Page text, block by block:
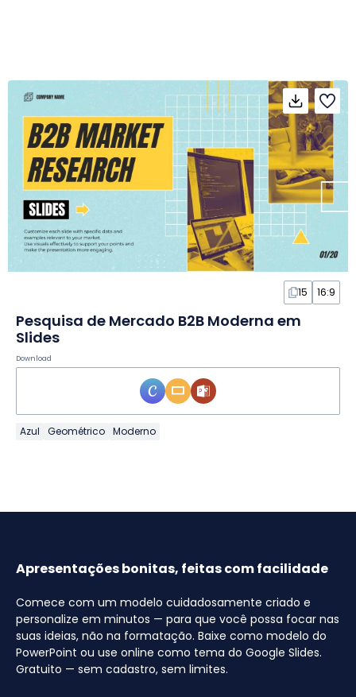
15 16:9
Pesquisa de Mercado B2B Moderna em
Slides
Download
Azul Geométrico Moderno
Apresentações bonitas, feitas com facilidade
Comece com um modelo cuidadosamente criado e
personalize em minutos — para que você possa focar nas
suas ideias, não na formatação. Baixe como modelo do
PowerPoint ou use online como tema do Google Slides.
Gratuito — sem cadastro, sem limites.